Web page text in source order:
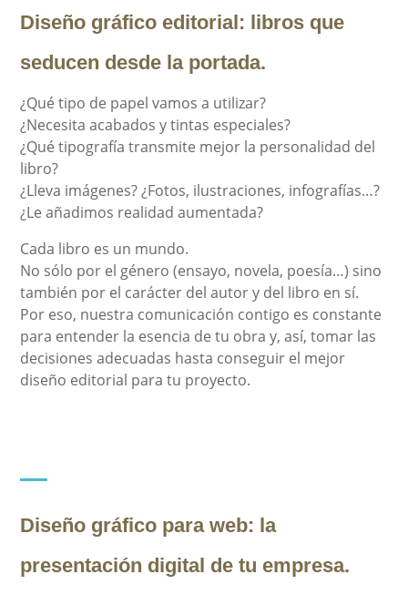
Diseño gráfico editorial: libros que
seducen desde la portada.
¿Qué tipo de papel vamos a utilizar?
¿Necesita acabados y tintas especiales?
¿Qué tipografía transmite mejor la personalidad del
libro?
¿Lleva imágenes? ¿Fotos, ilustraciones, infografías…?
¿Le añadimos realidad aumentada?
Cada libro es un mundo.
No sólo por el género (ensayo, novela, poesía…) sino
también por el carácter del autor y del libro en sí.
Por eso, nuestra comunicación contigo es constante
para entender la esencia de tu obra y, así, tomar las
decisiones adecuadas hasta conseguir el mejor
diseño editorial para tu proyecto.
Diseño gráfico para web: la
presentación digital de tu empresa.